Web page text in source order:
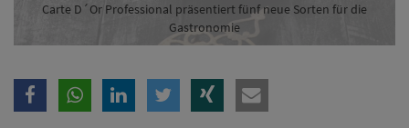
Carte D´Or Professional präsentiert fünf neue Sorten für die
Gastronomie